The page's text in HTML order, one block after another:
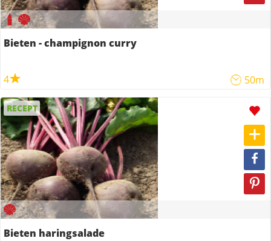
Bieten - champignon curry
4 50m
RECEPT
Bieten haringsalade